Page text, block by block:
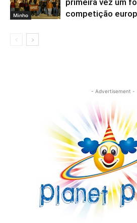
Minho
primeira vez um
competição
- Advertisement -